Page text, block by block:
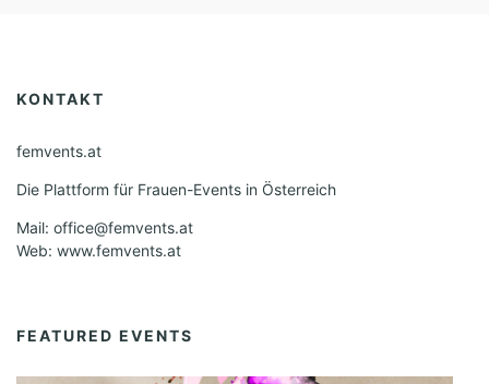
KONTAKT
femvents.at
Die Plattform für Frauen-Events in Österreich
Mail: office@femvents.at
Web: www.femvents.at
FEATURED EVENTS